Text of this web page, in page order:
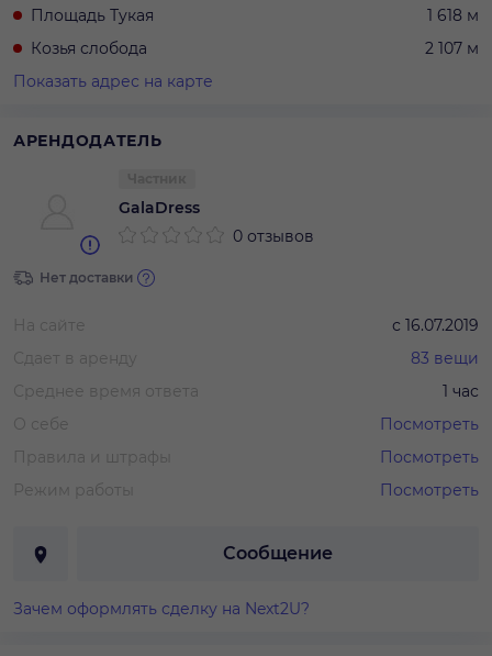
Площадь Тукая
1 618 м
Козья слобода
2 107 м
Показать адрес на карте
АРЕНДОДАТЕЛЬ
GalaDress
0 отзывов
Нет доставки
На сайте с 16.07.2019
Сдает в аренду
83 вещи
Среднее время ответа
1 час
О себе
Посмотреть
Правила и штрафы
Посмотреть
Режим работы
Посмотреть
Сообщение
Зачем оформлять сделку на Next2U?